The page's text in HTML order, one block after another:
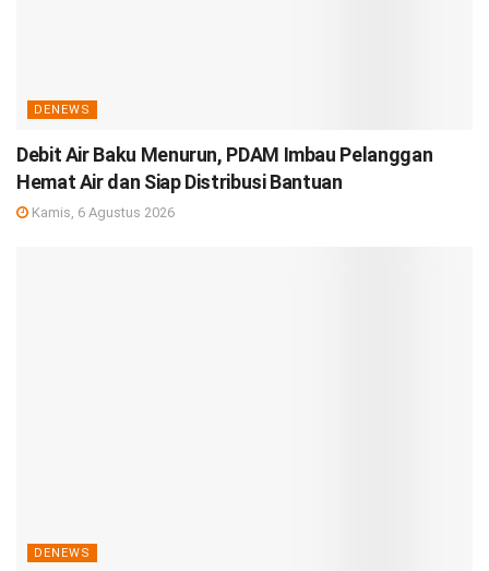
DENEWS
Debit Air Baku Menurun, PDAM Imbau Pelanggan
Hemat Air dan Siap Distribusi Bantuan
Kamis, 6 Agustus 2026
DENEWS